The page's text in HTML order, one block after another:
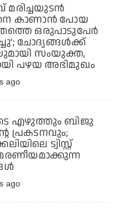
മരിച്ചയുടൻ
കാണാൻ പോയ
ഒരുപാടുപേർ
ചോദ്യങ്ങൾക്ക്
സംയുക്ത,
പഴയ അഭിമുഖം
ago
എഴുത്തും ബിജു
പ്രകടനവും;
ട്വിസ്റ്റ്
ago